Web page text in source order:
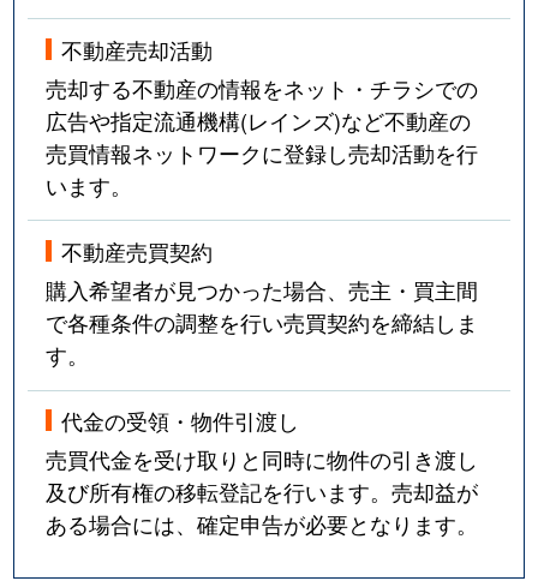
不動産売却活動
売却する不動産の情報をネット・チラシでの
広告や指定流通機構(レインズ)など不動産の
売買情報ネットワークに登録し売却活動を行
います。
不動産売買契約
購入希望者が見つかった場合、売主・買主間
で各種条件の調整を行い売買契約を締結しま
す。
代金の受領・物件引渡し
売買代金を受け取りと同時に物件の引き渡し
及び所有権の移転登記を行います。売却益が
ある場合には、確定申告が必要となります。